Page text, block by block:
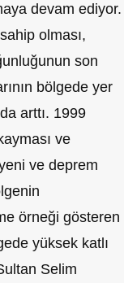
devam ediyor.
olması,
son
bölgede yer
arttı. 1999
ve
ve deprem
örneği gösteren
yüksek katlı
Selim